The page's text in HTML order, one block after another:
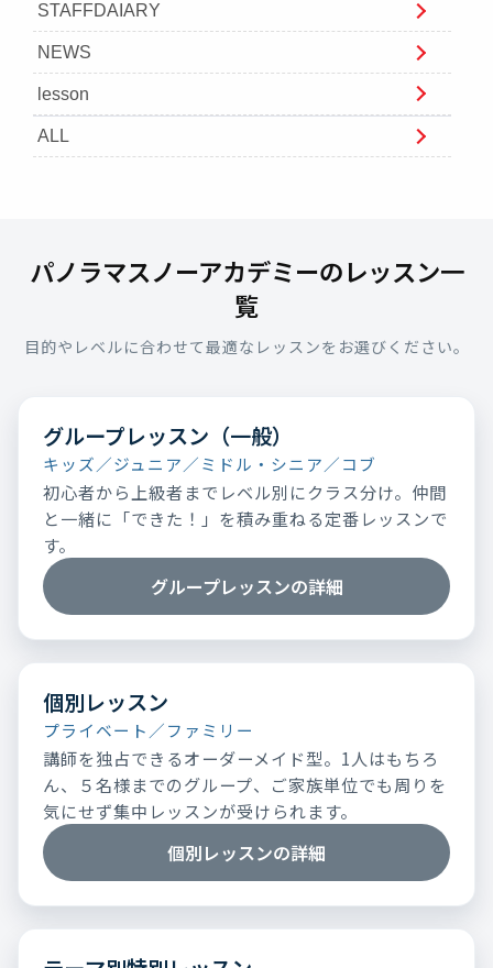
STAFFDAIARY
NEWS
lesson
ALL
パノラマスノーアカデミーのレッスン一
覧
目的やレベルに合わせて最適なレッスンをお選びください。
グループレッスン（一般）
キッズ／ジュニア／ミドル・シニア／コブ
初心者から上級者までレベル別にクラス分け。仲間
と一緒に「できた！」を積み重ねる定番レッスンで
す。
グループレッスンの詳細
個別レッスン
プライベート／ファミリー
講師を独占できるオーダーメイド型。1人はもちろ
ん、５名様までのグループ、ご家族単位でも周りを
気にせず集中レッスンが受けられます。
個別レッスンの詳細